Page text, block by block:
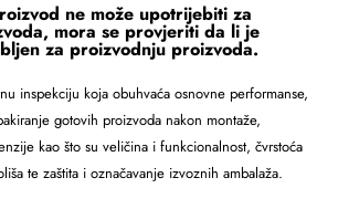
ne može upotrijebiti za
mora se provjeriti da li je
za proizvodnju proizvoda.
inspekciju koja obuhvaća osnovne performanse,
gotovih proizvoda nakon montaže,
kao što su veličina i funkcionalnost, čvrstoća
te zaštita i označavanje izvoznih ambalaža.